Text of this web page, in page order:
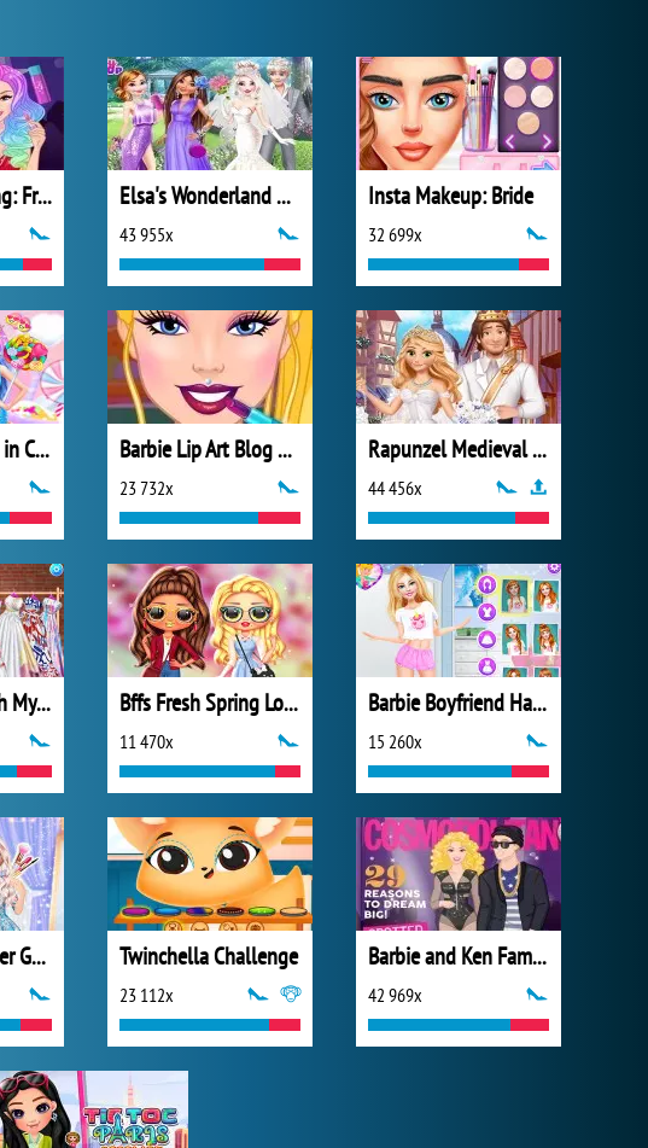
A New Beginning: From Sad To Fab Elsa's Wonderland Wedding
43 955x
Insta Makeup: Bride
32 699x
Barbie and Elsa in Candyland Barbie Lip Art Blog Spot
23 732x
Rapunzel Medieval Wedding
44 456x
Princesses: Trash My Wedding Dress Bffs Fresh Spring Look
11 470x
Barbie Boyfriend Hazard
15 260x
Fashion Designer Gala Twinchella Challenge
23 112x
Barbie and Ken Famous Couples Costume
42 969x